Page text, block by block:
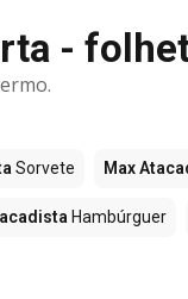
-
Sorvete Max
Hambúrguer